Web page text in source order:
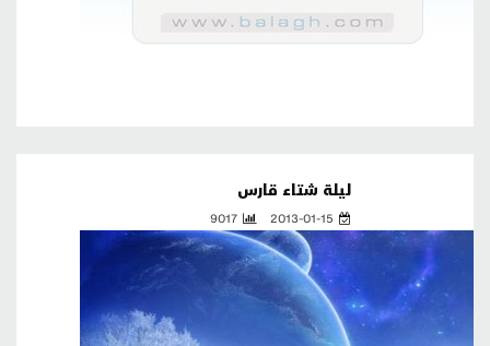
ليلة شتاء قارس
2013-01-15
9017